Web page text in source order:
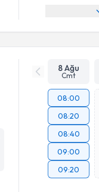
8 Ağu
Cmt
08:00
08:20
08:40
09:00
09:20